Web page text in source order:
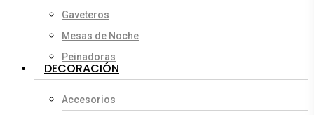
Gaveteros
Mesas de Noche
Peinadoras
DECORACIÓN
Accesorios